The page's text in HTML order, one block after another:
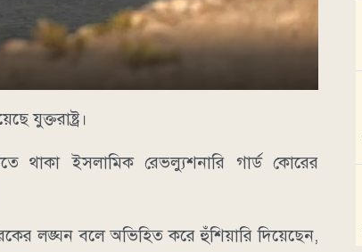
যুক্তরাষ্ট্র।
থাকা ইসলামিক রেভল্যুশনারি গার্ড কোরের
লঙ্ঘন বলে অভিহিত করে হুঁশিয়ারি দিয়েছেন,